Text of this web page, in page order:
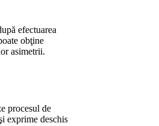
efectuarea
obţine
asimetrii.
procesul de
exprime deschis